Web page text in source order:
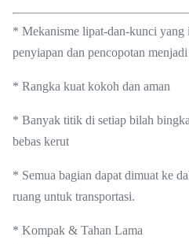
* Mekanisme lipat-dan-kunci yang
penyiapan dan pencopotan
* Rangka kuat kokoh dan aman
* Banyak titik di setiap bilah
bebas kerut
* Semua bagian dapat dimuat ke
ruang untuk transportasi.
* Kompak & Tahan Lama